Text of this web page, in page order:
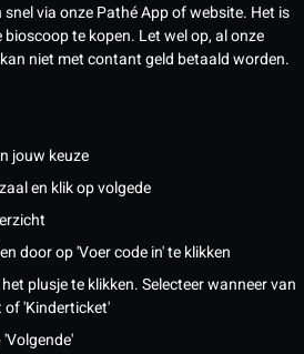
via onze Pathé App of website. Het is
te kopen. Let wel op, al onze
niet met contant geld betaald worden.
jouw keuze
en klik op volgede
door op 'Voer code in' te klikken
plusje te klikken. Selecteer wanneer van
'Kinderticket'